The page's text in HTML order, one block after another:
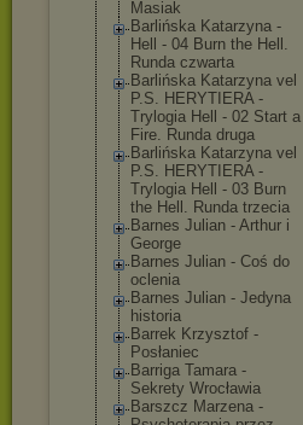
Masiak
Barlińska Katarzyna -
Hell - 04 Burn the Hell.
Runda czwarta
Barlińska Katarzyna vel
P.S. HERYTIERA -
Trylogia Hell - 02 Start a
Fire. Runda druga
Barlińska Katarzyna vel
P.S. HERYTIERA -
Trylogia Hell - 03 Burn
the Hell. Runda trzecia
Barnes Julian - Arthur i
George
Barnes Julian - Coś do
oclenia
Barnes Julian - Jedyna
historia
Barrek Krzysztof -
Posłaniec
Barriga Tamara -
Sekrety Wrocławia
Barszcz Marzena -